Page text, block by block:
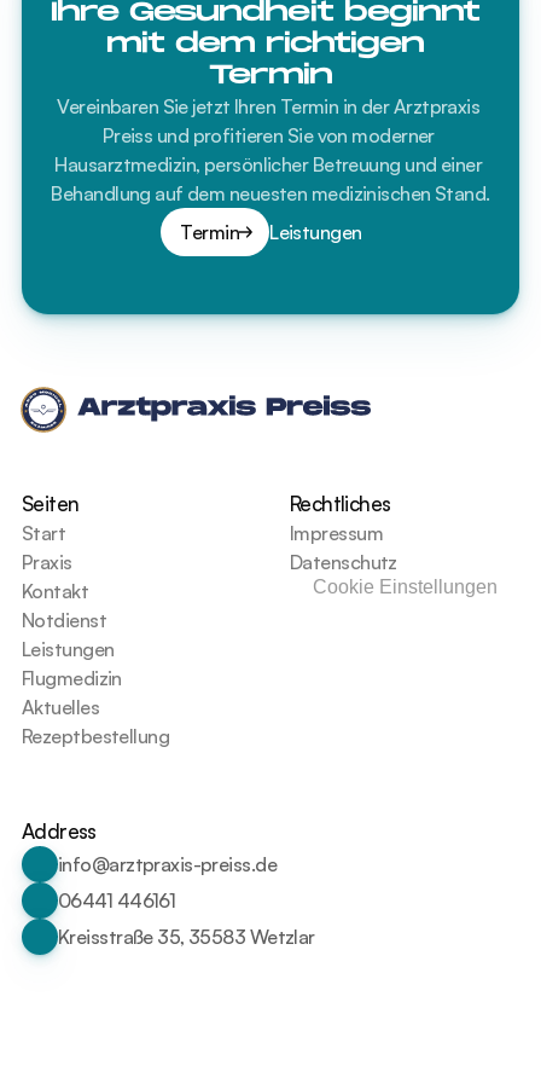
Ihre Gesundheit beginnt
mit dem richtigen
Termin
Vereinbaren Sie jetzt Ihren Termin in der Arztpraxis
Preiss und profitieren Sie von moderner
Hausarztmedizin, persönlicher Betreuung und einer
Behandlung auf dem neuesten medizinischen Stand.
Termin
Leistungen
Seiten
Start
Praxis
Kontakt
Notdienst
Leistungen
Flugmedizin
Aktuelles
Rezeptbestellung
Rechtliches
Impressum
Datenschutz
Cookie Einstellungen
Address
info@arztpraxis-preiss.de
06441 446161
Kreisstraße 35, 35583 Wetzlar